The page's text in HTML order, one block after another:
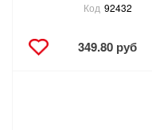
Код 92432
349.80 руб